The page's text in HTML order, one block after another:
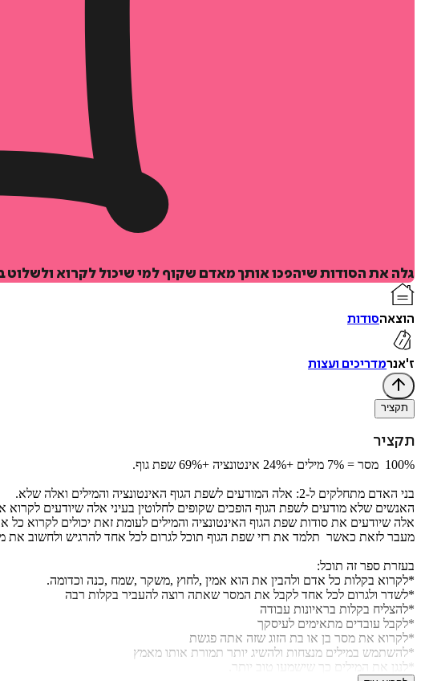
גלה את הסודות שיהפכו אותך מאדם שקוף למי שיכול לקרוא
הוצאהסודות
ז'אנרמדריכים ועצות
תקציר
תקציר
100% מסר = 7% מילים +24% אינטונציה +69% שפת גוף.
בני האדם מתחלקים ל-2: אלה המודעים לשפת הגוף האינטונציה והמילים ואלה שלא.
האנשים שלא מודעים לשפת הגוף הופכים שקופים לחלוטין בעיני אלה שיודעים
אלה שיודעים את סודות שפת הגוף האינטונציה והמילים לעומת זאת יכולים
מעבר לזאת כאשר תלמד את רזי שפת הגוף תוכל לגרום לכל אחד להרגיש ולחשוב את
בעזרת ספר זה תוכל:
*לקרוא בקלות כל אדם ולהבין את הוא אמין ,לחוץ ,משקר ,שמח ,כנה וכדומה.
*לשדר ולגרום לכל אחד לקבל את המסר שאתה רוצה להעביר בקלות רבה
*להצליח בקלות בראיונות עבודה
*לקבל עובדים מתאימים לעיסקך
*לקרוא את מסר בן או בת הזוג שזה אתה פגשת
*להשתמש במילים מנצחות ולהשיג יותר תמורת אותו מאמץ
*לנגן את המילים כך שישמעו טוב יותר.